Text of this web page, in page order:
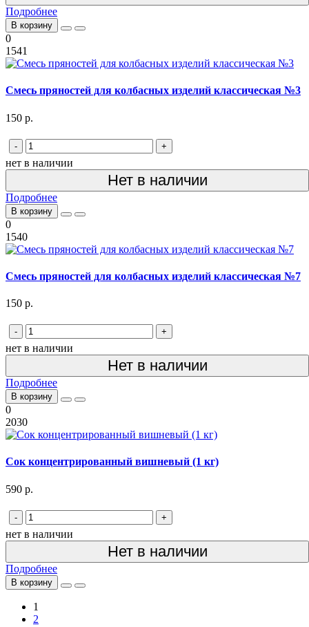
Подробнее
В корзину
0
1541
Смесь пряностей для колбасных изделий классическая №3
150 р.
- +
нет в наличии
Нет в наличии
Подробнее
В корзину
0
1540
Смесь пряностей для колбасных изделий классическая №7
150 р.
- +
нет в наличии
Нет в наличии
Подробнее
В корзину
0
2030
Сок концентрированный вишневый (1 кг)
590 р.
- +
нет в наличии
Нет в наличии
Подробнее
В корзину
1
2